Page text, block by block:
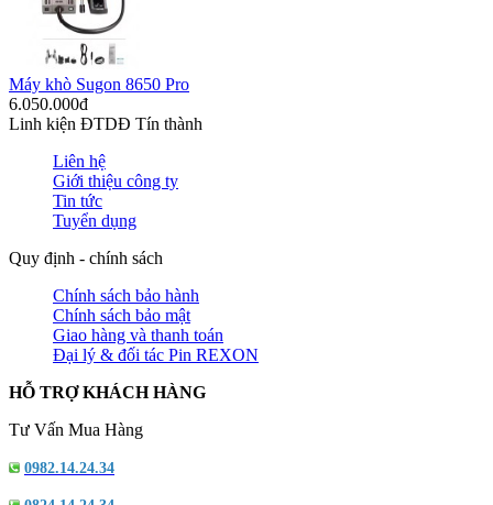
Máy khò Sugon 8650 Pro
6.050.000đ
Linh kiện ĐTDĐ Tín thành
Liên hệ
Giới thiệu công ty
Tin tức
Tuyển dụng
Quy định - chính sách
Chính sách bảo hành
Chính sách bảo mật
Giao hàng và thanh toán
Đại lý & đối tác Pin REXON
HỖ TRỢ KHÁCH HÀNG
Tư Vấn Mua Hàng
0982.14.24.34